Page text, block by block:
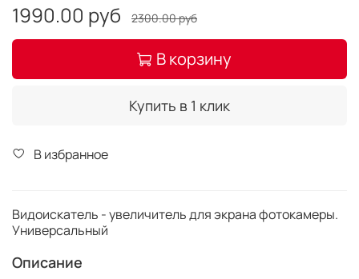
1990.00 руб 2300.00 руб
В корзину
Купить в 1 клик
В избранное
Видоискатель - увеличитель для экрана фотокамеры.
Универсальный
Описание